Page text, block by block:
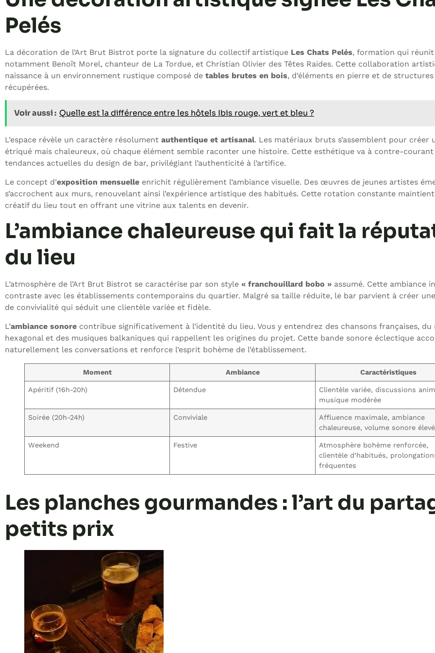
Pelés
La décoration de l’Art Brut Bistrot porte la signature du collectif artistique Les Chats Pelés, formation qui réunit
notamment Benoît Morel, chanteur de La Tordue, et Christian Olivier des Têtes Raides. Cette collaboration
naissance à un environnement rustique composé de tables brutes en bois, d’éléments en pierre et de
récupérées.
Voir aussi : Quelle est la différence entre les hôtels Ibis rouge, vert et bleu ?
L’espace révèle un caractère résolument authentique et artisanal. Les matériaux bruts s’assemblent pour créer
étriqué mais chaleureux, où chaque élément semble raconter une histoire. Cette esthétique va à contre-courant
tendances actuelles du design de bar, privilégiant l’authenticité à l’artifice.
Le concept d’exposition mensuelle enrichit régulièrement l’ambiance visuelle. Des œuvres de jeunes artistes
s’accrochent aux murs, renouvelant ainsi l’expérience artistique des habitués. Cette rotation constante maintient
créatif du lieu tout en offrant une vitrine aux talents en devenir.
L’ambiance chaleureuse qui fait la
du lieu
L’atmosphère de l’Art Brut Bistrot se caractérise par son style « franchouillard bobo » assumé. Cette ambiance
contraste avec les établissements contemporains du quartier. Malgré sa taille réduite, le bar parvient à créer
de convivialité qui séduit une clientèle variée et fidèle.
L’ambiance sonore contribue significativement à l’identité du lieu. Vous y entendrez des chansons françaises, du
hexagonal et des musiques balkaniques qui rappellent les origines du projet. Cette bande sonore éclectique
naturellement les conversations et renforce l’esprit bohème de l’établissement.
Moment Ambiance Caractéristiques
Apéritif (16h-20h) Détendue
Clientèle variée, discussions
musique modérée
Soirée (20h-24h) Conviviale
Affluence maximale, ambiance
chaleureuse, volume sonore élevé
Weekend Festive
Atmosphère bohème renforcée,
clientèle d’habitués,
fréquentes
Les planches gourmandes : l’art du
petits prix